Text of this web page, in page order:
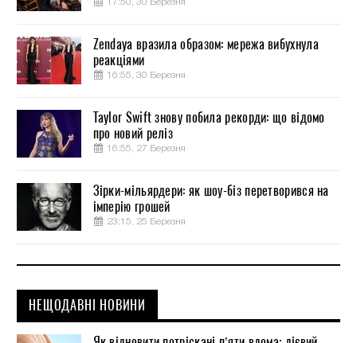
17:50, 30 Березня
Zendaya вразила образом: мережа вибухнула
реакціями
16:55, 30 Березня
Taylor Swift знову побила рекорди: що відомо
про новий реліз
16:55, 27 Березня
Зірки-мільярдери: як шоу-біз перетворився на
імперію грошей
23:15, 25 Березня
НЕЩОДАВНІ НОВИНИ